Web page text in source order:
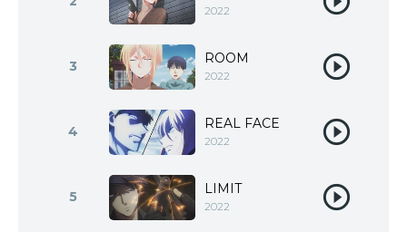
2022
3 ROOM
2022
4 REAL FACE
2022
5 LIMIT
2022